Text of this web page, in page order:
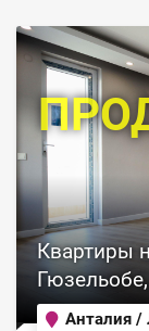
Анталия /
Квартиры